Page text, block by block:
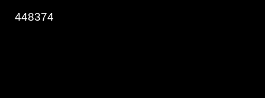
448374